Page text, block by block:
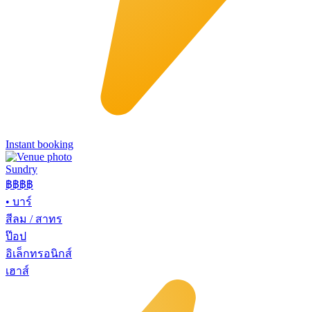
Instant booking
Sundry
฿฿฿฿
• บาร์
สีลม / สาทร
ป๊อป
อิเล็กทรอนิกส์
เฮาส์